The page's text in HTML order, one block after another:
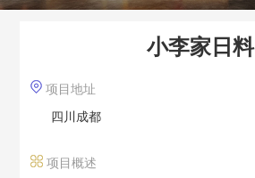
小李家日料
项目地址
四川成都
项目概述